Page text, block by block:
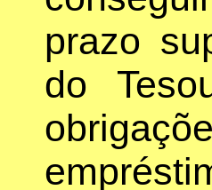
prazo
do